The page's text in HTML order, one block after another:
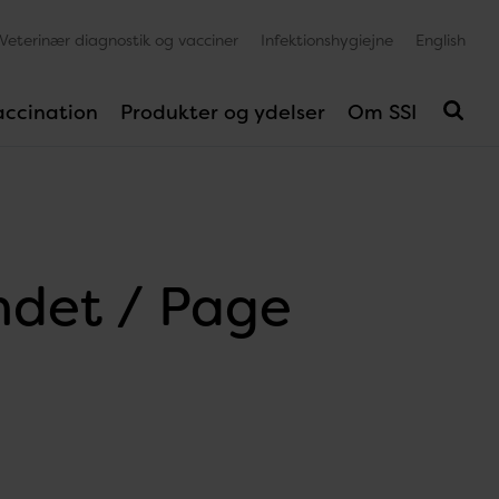
Produkter og ydelser Om SSI
Veterinær diagnostik og vacciner Infektionshygiejne English
/ Page